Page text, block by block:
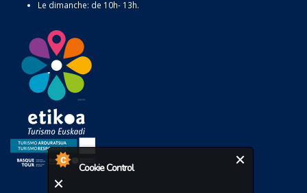
Cookie Control
Le dimanche: de 10h- 13h.